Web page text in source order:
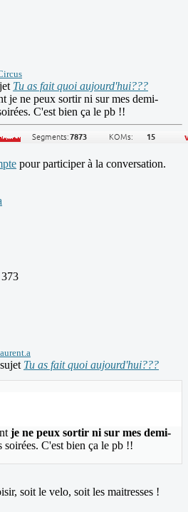
Tu as fait quoi aujourd'hui???
je ne peux sortir ni sur mes demi-
C'est bien ça le pb !!
pour participer à la conversation.
Tu as fait quoi aujourd'hui???
je ne peux sortir ni sur mes demi-
soirées. C'est bien ça le pb !!
soit le velo, soit les maitresses !